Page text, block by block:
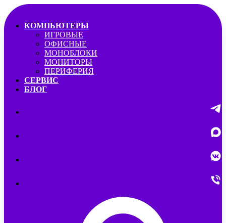
КОМПЬЮТЕРЫ
ИГРОВЫЕ
ОФИСНЫЕ
МОНОБЛОКИ
МОНИТОРЫ
ПЕРИФЕРИЯ
СЕРВИС
БЛОГ